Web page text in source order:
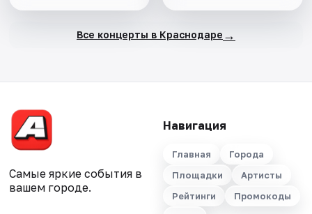
Все концерты в Краснодаре →
Самые яркие события в
вашем городе.
Навигация
Главная
Города
Площадки
Артисты
Рейтинги
Промокоды